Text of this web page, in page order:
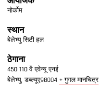
नोर्कोम
स्थान
बेलेभ्यु सिटी हल
ठेगाना
450 110 वें एवेन्यू एनई
बेलेभ्यु, डब्ल्यूए98004 + गुगल मानचित्र